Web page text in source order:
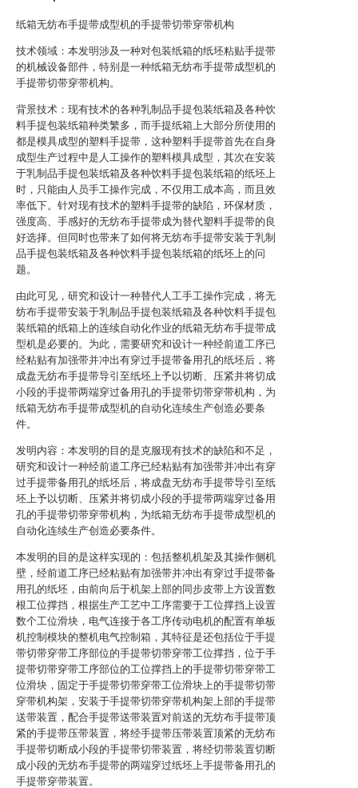
纸箱无纺布手提带成型机的手提带切带穿带机构
技术领域：本发明涉及一种对包装纸箱的纸坯粘贴手提带
的机械设备部件，特别是一种纸箱无纺布手提带成型机的
手提带切带穿带机构。
背景技术：现有技术的各种乳制品手提包装纸箱及各种饮
料手提包装纸箱种类繁多，而手提纸箱上大部分所使用的
都是模具成型的塑料手提带，这种塑料手提带首先在自身
成型生产过程中是人工操作的塑料模具成型，其次在安装
于乳制品手提包装纸箱及各种饮料手提包装纸箱的纸坯上
时，只能由人员手工操作完成，不仅用工成本高，而且效
率低下。针对现有技术的塑料手提带的缺陷，环保材质，
强度高、手感好的无纺布手提带成为替代塑料手提带的良
好选择。但同时也带来了如何将无纺布手提带安装于乳制
品手提包装纸箱及各种饮料手提包装纸箱的纸坯上的问
题。
由此可见，研究和设计一种替代人工手工操作完成，将无
纺布手提带安装于乳制品手提包装纸箱及各种饮料手提包
装纸箱的纸箱上的连续自动化作业的纸箱无纺布手提带成
型机是必要的。为此，需要研究和设计一种经前道工序已
经粘贴有加强带并冲出有穿过手提带备用孔的纸坯后，将
成盘无纺布手提带导引至纸坯上予以切断、压紧并将切成
小段的手提带两端穿过备用孔的手提带切带穿带机构，为
纸箱无纺布手提带成型机的自动化连续生产创造必要条
件。
发明内容：本发明的目的是克服现有技术的缺陷和不足，
研究和设计一种经前道工序已经粘贴有加强带并冲出有穿
过手提带备用孔的纸坯后，将成盘无纺布手提带导引至纸
坯上予以切断、压紧并将切成小段的手提带两端穿过备用
孔的手提带切带穿带机构，为纸箱无纺布手提带成型机的
自动化连续生产创造必要条件。
本发明的目的是这样实现的：包括整机机架及其操作侧机
壁，经前道工序已经粘贴有加强带并冲出有穿过手提带备
用孔的纸坯，由前向后于机架上部的同步皮带上方设置数
根工位撑挡，根据生产工艺中工序需要于工位撑挡上设置
数个工位滑块，电气连接于各工序传动电机的配置有单板
机控制模块的整机电气控制箱，其特征是还包括位于手提
带切带穿带工序部位的手提带切带穿带工位撑挡，位于手
提带切带穿带工序部位的工位撑挡上的手提带切带穿带工
位滑块，固定于手提带切带穿带工位滑块上的手提带切带
穿带机构架，安装于手提带切带穿带机构架上部的手提带
送带装置，配合手提带送带装置对前送的无纺布手提带顶
紧的手提带压带装置，将经手提带压带装置顶紧的无纺布
手提带切断成小段的手提带切带装置，将经切带装置切断
成小段的无纺布手提带的两端穿过纸坯上手提带备用孔的
手提带穿带装置。